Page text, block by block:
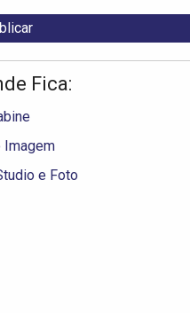
Fica:
Imagem
e Foto